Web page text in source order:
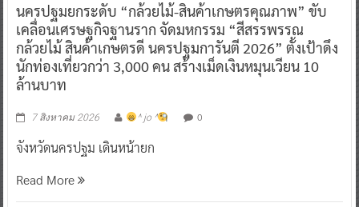
นครปฐมยกระดับ “กล้วยไม้-สินค้าเกษตรคุณภาพ” ขับ
เคลื่อนเศรษฐกิจฐานราก จัดมหกรรม “สีสรรพรรณ
กล้วยไม้ สินค้าเกษตรดี นครปฐมการันตี 2026” ตั้งเป้าดึง
นักท่องเที่ยวกว่า 3,000 คน สร้างเม็ดเงินหมุนเวียน 10
ล้านบาท
7 สิงหาคม 2026 ^ jo ^ 0
จังหวัดนครปฐม เดินหน้ายก
Read More